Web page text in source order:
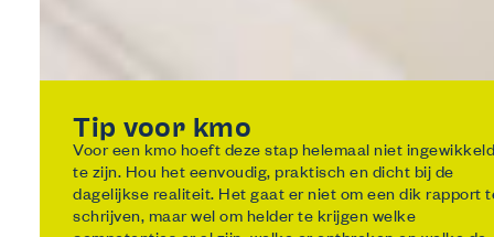
Tip voor kmo
Voor een kmo hoeft deze stap helemaal niet ingewikkeld
te zijn. Hou het eenvoudig, praktisch en dicht bij de
dagelijkse realiteit. Het gaat er niet om een dik rapport
schrijven, maar wel om helder te krijgen welke